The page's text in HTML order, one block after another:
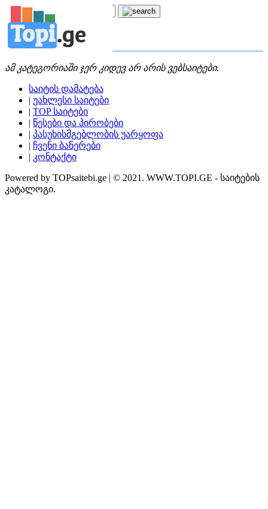
Topi.ge
კატეგორია: შოპინგი
ამ კატეგორიაში ჯერ კიდევ არ არის ვებსაიტები.
საიტის დამატება
| უახლესი საიტები
| TOP საიტები
| წესები და პირობები
| პასუხისმგებლობის უარყოფა
| ჩვენი ბანერები
| კონტაქტი
Powered by TOPsaitebi.ge | © 2021. WWW.TOPI.GE - საიტების
კატალოგი.